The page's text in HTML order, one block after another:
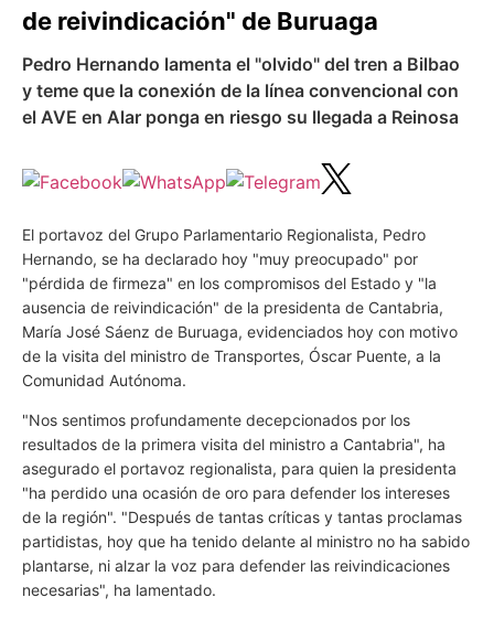
de reivindicación" de Buruaga
Pedro Hernando lamenta el "olvido" del tren a Bilbao
y teme que la conexión de la línea convencional con
el AVE en Alar ponga en riesgo su llegada a Reinosa
El portavoz del Grupo Parlamentario Regionalista, Pedro
Hernando, se ha declarado hoy "muy preocupado" por
"pérdida de firmeza" en los compromisos del Estado y "la
ausencia de reivindicación" de la presidenta de Cantabria,
María José Sáenz de Buruaga, evidenciados hoy con motivo
de la visita del ministro de Transportes, Óscar Puente, a la
Comunidad Autónoma.
"Nos sentimos profundamente decepcionados por los
resultados de la primera visita del ministro a Cantabria", ha
asegurado el portavoz regionalista, para quien la presidenta
"ha perdido una ocasión de oro para defender los intereses
de la región". "Después de tantas críticas y tantas proclamas
partidistas, hoy que ha tenido delante al ministro no ha sabido
plantarse, ni alzar la voz para defender las reivindicaciones
necesarias", ha lamentado.